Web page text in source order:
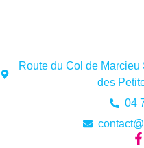
Route du Col de
des
04